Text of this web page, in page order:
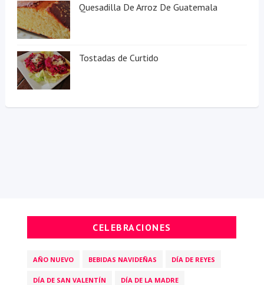
Quesadilla De Arroz De Guatemala
Tostadas de Curtido
CELEBRACIONES
AÑO NUEVO BEBIDAS NAVIDEÑAS DÍA DE REYES
DÍA DE SAN VALENTÍN DÍA DE LA MADRE